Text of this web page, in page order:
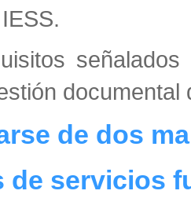
documental
de dos
de servicios